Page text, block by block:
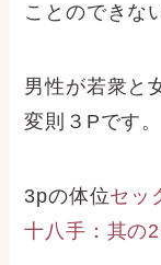
ことのできな
男性が若衆と
変則３Pです。
3pの体位セッ
十八手：其の